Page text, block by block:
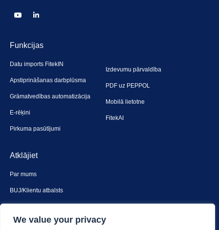
We value your privacy
Funkcijas
Datu imports FitekIN
Apstiprināšanas darbplūsma
Grāmatvedības automatizācija
E-rēķini
Pirkuma pasūtījumi
Izdevumu pārvaldība
PDF uz PEPPOL
Mobilā lietotne
FitekAI
Atklājiet
Par mums
BUJ/Klientu atbalsts
Drošība un privātums